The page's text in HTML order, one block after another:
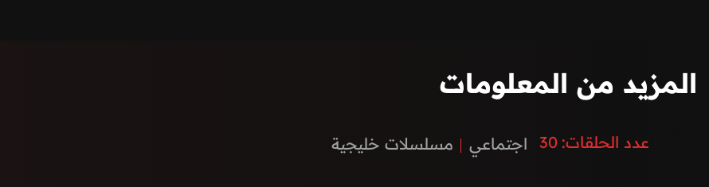
المزيد من المعلومات
عدد الحلقات: 30 اجتماعي مسلسلات خليجية